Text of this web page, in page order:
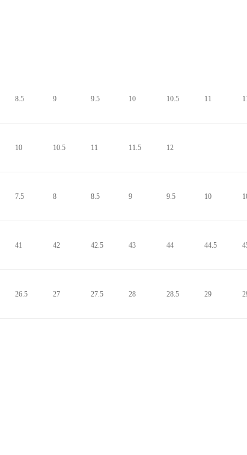
8.5 9 9.5 10 10.5 11
10 10.5 11 11.5 12
7.5 8 8.5 9 9.5 10
41 42 42.5 43 44 44.5
26.5 27 27.5 28 28.5 29